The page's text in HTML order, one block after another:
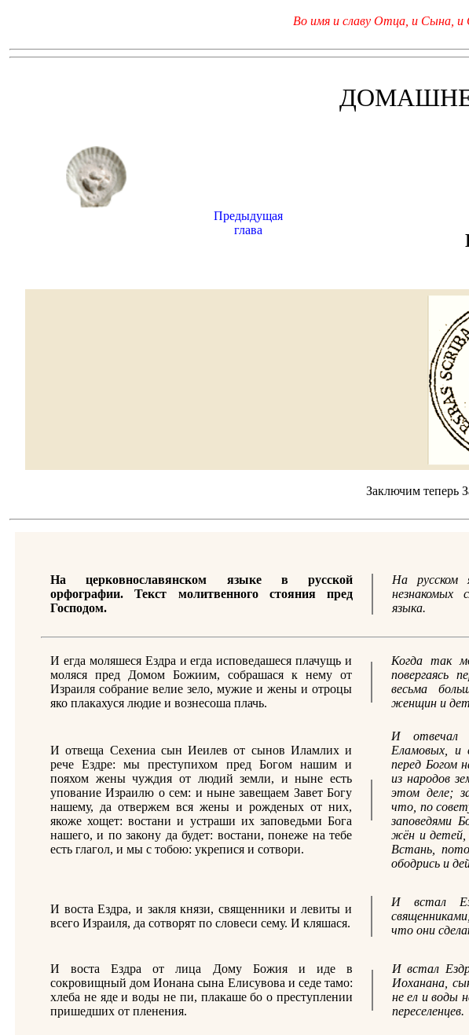
Во имя и славу Отца, и Сына, и
Предыдущая
глава
Заключим теперь
На церковнославянском языке в русской
орфографии. Текст молитвенного стояния пред
Господом.
На русском
незнакомых
языка.
И егда моляшеся Ездра и егда исповедашеся плачущь и
моляся пред Домом Божиим, собрашася к нему от
Израиля собрание велие зело, мужие и жены и отроцы
яко плакахуся людие и вознесоша плачь.
Когда так
повергаясь
весьма
женщин и
И отвеща Сехениа сын Иеилев от сынов Иламлих и
рече Ездре: мы преступихом пред Богом нашим и
пояхом жены чуждия от людий земли, и ныне есть
упование Израилю о сем: и ныне завещаем Завет Богу
нашему, да отвержем вся жены и рожденых от них,
якоже хощет: востани и устраши их заповедьми Бога
нашего, и по закону да будет: востани, понеже на тебе
есть глагол, и мы с тобою: укрепися и сотвори.
И отвечал
Еламовых, и
перед Богом
из народов
этом деле;
что, по
заповедями
жён и детей,
Встань,
ободрись и
И воста Ездра, и закля князи, священники и левиты и
всего Израиля, да сотворят по словеси сему. И кляшася.
И встал
что они
И воста Ездра от лица Дому Божия и иде в
сокровищный дом Ионана сына Елисувова и седе тамо:
хлеба не яде и воды не пи, плакаше бо о преступлении
пришедших от пленения.
И встал
Иоханана,
не ел и воды
переселенцев.